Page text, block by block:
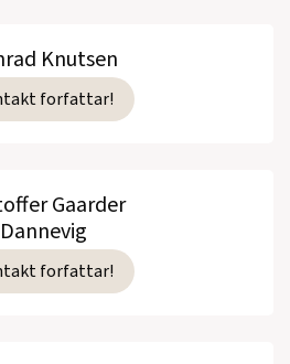
Knutsen
forfattar!
Gaarder
Dannevig
forfattar!